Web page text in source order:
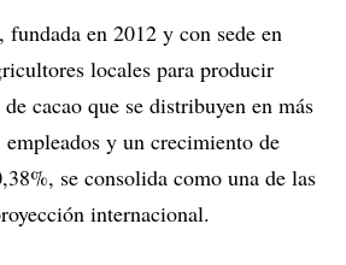
en 2012 y con sede en
locales para producir
cacao que se distribuyen en más
y un crecimiento de
se consolida como una de las
internacional.